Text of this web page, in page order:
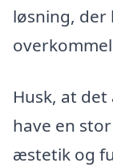
løsning, der
Husk, at
have en
æstetik og